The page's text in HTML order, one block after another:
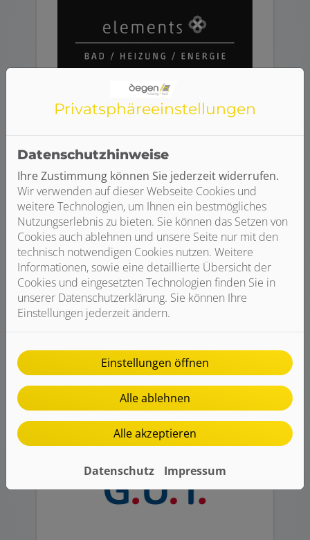
elements
fröling
Privatsphäre­einstellungen
Datenschutzhinweise
Ihre Zustimmung können Sie jederzeit widerrufen.
Wir verwenden auf dieser Webseite Cookies und
weitere Technologien, um Ihnen ein bestmögliches
Nutzungserlebnis zu bieten. Sie können das Setzen von
Cookies auch ablehnen und unsere Seite nur mit den
technisch notwendigen Cookies nutzen. Weitere
Informationen, sowie eine detaillierte Übersicht der
Cookies und eingesetzten Technologien finden Sie in
unserer Datenschutzerklärung. Sie können Ihre
Einstellungen jederzeit ändern.
Einstellungen öffnen
Alle ablehnen
Alle akzeptieren
Datenschutz Impressum